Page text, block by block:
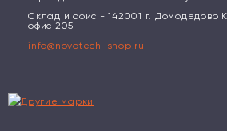
Склад и офис - 142001 г. Домодедово
офис 205
info@novotech-shop.ru